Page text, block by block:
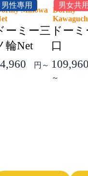
男性專用
Minowa
ーミー三
輪Net
円～
男女共用
Dormy
ドーミ
口
109,960
～